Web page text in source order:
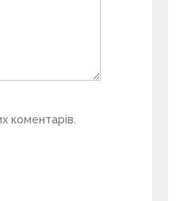
коментарів.